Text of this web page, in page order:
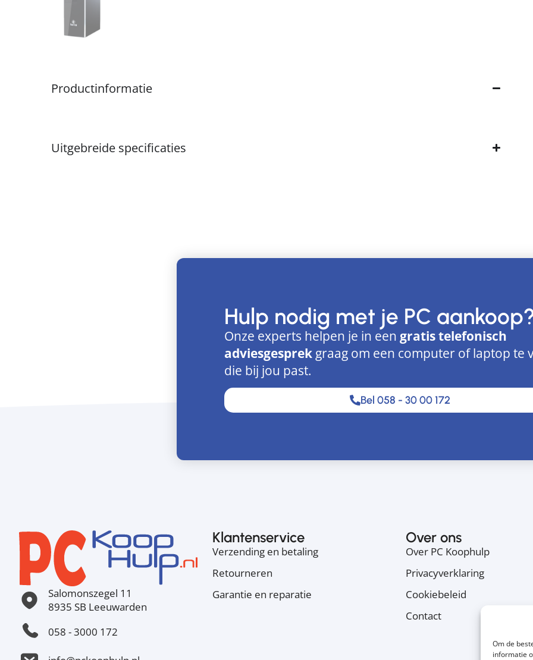
Om de
informatie
Productinformatie
Uitgebreide specificaties
Hulp nodig met je PC
Onze experts helpen je in een gratis telefonisch
adviesgesprek graag om een computer of laptop te
die bij jou past.
Bel 058 - 30 00 172
Salomonszegel 11
8935 SB Leeuwarden
058 - 3000 172
Klantenservice
Verzending en betaling
Retourneren
Garantie en reparatie
Over ons
Over PC Koophulp
Privacyverklaring
Cookiebeleid
Contact